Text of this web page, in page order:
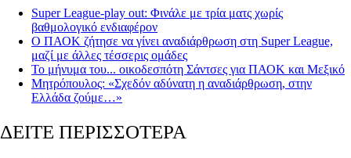
Super League-play out: Φινάλε με τρία ματς χωρίς
βαθμολογικό ενδιαφέρον
Ο ΠΑΟΚ ζήτησε να γίνει αναδιάρθρωση στη Super League,
μαζί με άλλες τέσσερις ομάδες
Το μήνυμα του... οικοδεσπότη Σάντσες για ΠΑΟΚ και Μεξικό
Μητρόπουλος: «Σχεδόν αδύνατη η αναδιάρθρωση, στην
Ελλάδα ζούμε…»
ΔΕΙΤΕ ΠΕΡΙΣΣΟΤΕΡΑ